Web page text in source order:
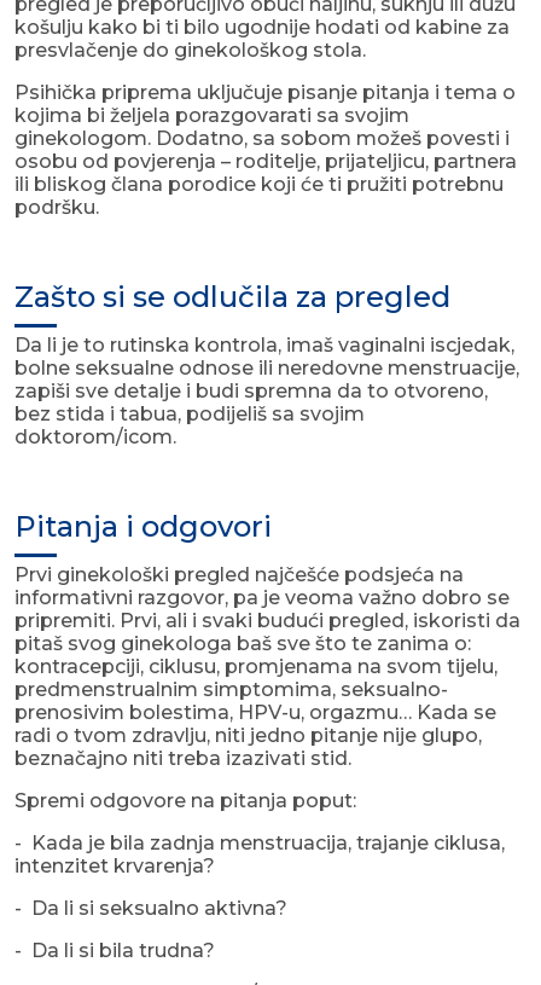
košulju kako bi ti bilo ugodnije hodati od kabine za
presvlačenje do ginekološkog stola.
Psihička priprema uključuje pisanje pitanja i tema o
kojima bi željela porazgovarati sa svojim
ginekologom. Dodatno, sa sobom možeš povesti i
osobu od povjerenja – roditelje, prijateljicu, partnera
ili bliskog člana porodice koji će ti pružiti potrebnu
podršku.
Zašto si se odlučila za pregled
Da li je to rutinska kontrola, imaš vaginalni iscjedak,
bolne seksualne odnose ili neredovne menstruacije,
zapiši sve detalje i budi spremna da to otvoreno,
bez stida i tabua, podijeliš sa svojim
doktorom/icom.
Pitanja i odgovori
Prvi ginekološki pregled najčešće podsjeća na
informativni razgovor, pa je veoma važno dobro se
pripremiti. Prvi, ali i svaki budući pregled, iskoristi da
pitaš svog ginekologa baš sve što te zanima o:
kontracepciji, ciklusu, promjenama na svom tijelu,
predmenstrualnim simptomima, seksualno-
prenosivim bolestima, HPV-u, orgazmu… Kada se
radi o tvom zdravlju, niti jedno pitanje nije glupo,
beznačajno niti treba izazivati stid.
Spremi odgovore na pitanja poput:
- Kada je bila zadnja menstruacija, trajanje ciklusa,
intenzitet krvarenja?
- Da li si seksualno aktivna?
- Da li si bila trudna?